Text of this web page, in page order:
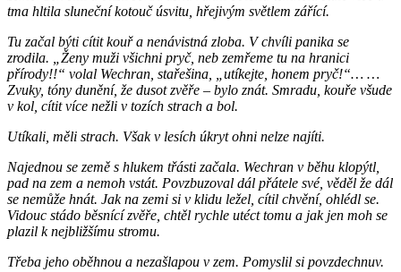
tma hltila sluneční kotouč úsvitu, hřejivým světlem zářící.
Tu začal býti cítit kouř a nenávistná zloba. V chvíli panika se
zrodila. „Ženy muži všichni pryč, neb zemřeme tu na hranici
přírody!!“ volal Wechran, stařešina, „utíkejte, honem pryč!“… …
Zvuky, tóny dunění, že dusot zvěře – bylo znát. Smradu, kouře všude
v kol, cítit více nežli v tozích strach a bol.
Utíkali, měli strach. Však v lesích úkryt ohni nelze najíti.
Najednou se země s hlukem třásti začala. Wechran v běhu klopýtl,
pad na zem a nemoh vstát. Povzbuzoval dál přátele své, věděl že dál
se nemůže hnát. Jak na zemi si v klidu ležel, cítil chvění, ohlédl se.
Vidouc stádo běsnící zvěře, chtěl rychle utéct tomu a jak jen moh se
plazil k nejbližšímu stromu.
Třeba jeho oběhnou a nezašlapou v zem. Pomyslil si povzdechnuv.